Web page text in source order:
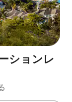
ションレ